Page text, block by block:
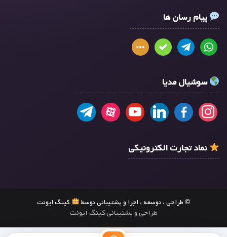
پیام رسان ها
سوشیال مدیا
نماد تجارت الکترونیکی
© طراحی ، توسعه ، اجرا و پشتیبانی توسط کینگ ایونت
طراحی و پشتیبانی کینگ ایونت